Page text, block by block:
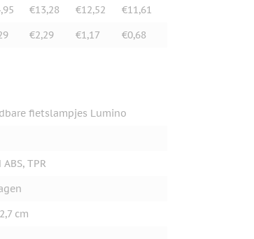
€13,28 €12,52
€11,61
€2,29 €1,17 €0,68
fietslampjes Lumino
TPR
cm